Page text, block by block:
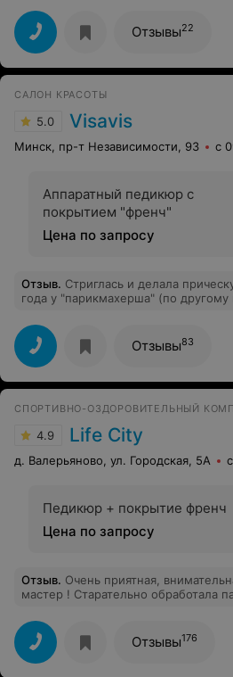
Отзывы22
САЛОН КРАСОТЫ
5.0 Visavis
Минск, пр-т Независимости, 93 с
Аппаратный педикюр с
покрытием "френч"
Цена по запросу
Отзыв. Стриглась и делала
года у "парикмахерша" (по другому
сделать их одной длинны, без филировки.
чем слушала девушка, и слышала
Сразу я и не заметила, т.к. волосы
Но дома, когда расплела волосы,
были пострижены все разной
одной длины, а из-за таких
Отзывы83
СПОРТИВНО-ОЗДОРОВИТЕЛЬНЫЙ
4.9 Life City
д. Валерьяново, ул. Городская, 5А
Педикюр + покрытие френч
Цена по запросу
Отзыв. Очень приятная,
мастер ! Старательно обработала
Отзывы176